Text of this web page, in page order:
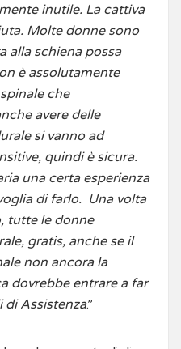
inutile. La cattiva
Molte donne sono
alla schiena possa
è assolutamente
che
avere delle
si vanno ad
quindi è sicura.
una certa esperienza
di farlo. Una volta
tutte le donne
gratis, anche se il
non ancora la
dovrebbe entrare a far
di Assistenza.”